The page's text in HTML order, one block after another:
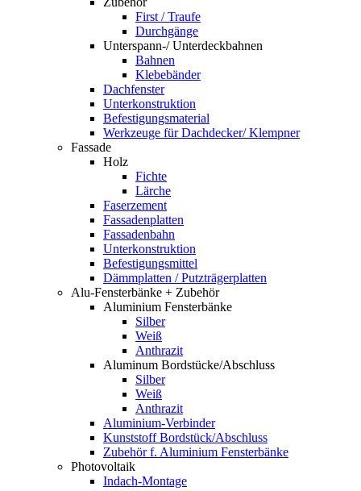
First / Traufe
Durchgänge
Unterspann-/ Unterdeckbahnen
Bahnen
Klebebänder
Dachfenster
Unterkonstruktion
Befestigungsmaterial
Werkzeuge für Dachdecker/ Klempner
Fassade
Holz
Fichte
Lärche
Faserzement
Fassadenplatten
Fassadenbahn
Unterkonstruktion
Befestigungsmittel
Dämmplatten / Putzträgerplatten
Alu-Fensterbänke + Zubehör
Aluminium Fensterbänke
Silber
Weiß
Anthrazit
Aluminum Bordstücke/Abschluss
Silber
Weiß
Anthrazit
Aluminium-Verbinder
Kunststoff Bordstück/Abschluss
Zubehör f. Aluminium Fensterbänke
Photovoltaik
Indach-Montage